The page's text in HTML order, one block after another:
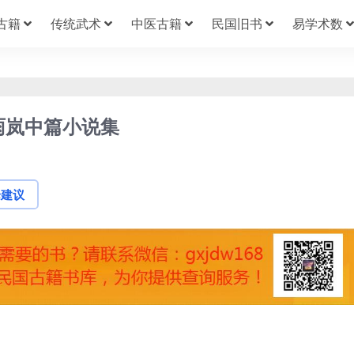
籍 传统武术 中医古籍 民国旧书 易学术数
中篇小说集
议